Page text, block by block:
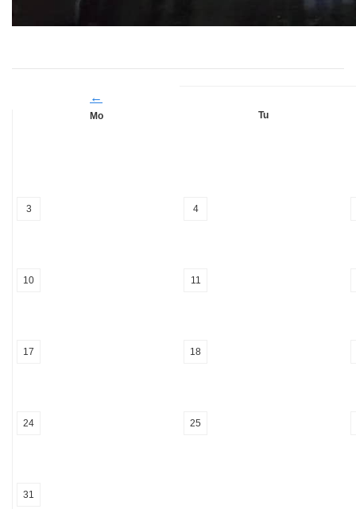
←
Mo Tu
3 4
10 11
17 18
24 25
31